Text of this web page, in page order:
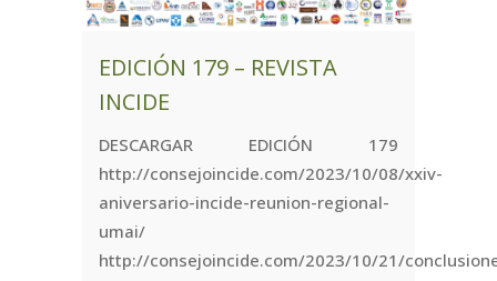
EDICIÓN 179 – REVISTA
INCIDE
DESCARGAR EDICIÓN 179
http://consejoincide.com/2023/10/08/xxiv-
aniversario-incide-reunion-regional-
umai/
http://consejoincide.com/2023/10/21/